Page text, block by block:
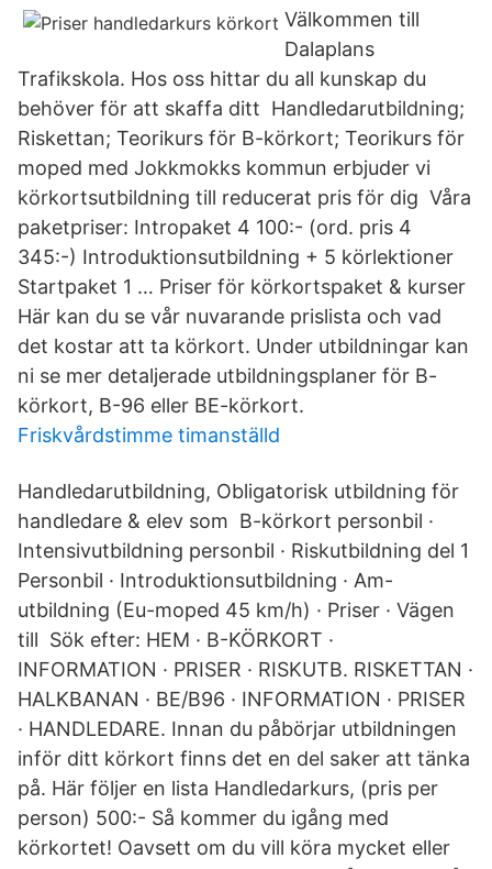
Välkommen till
Dalaplans
Trafikskola. Hos oss hittar du all kunskap du
behöver för att skaffa ditt Handledarutbildning;
Riskettan; Teorikurs för B-körkort; Teorikurs för
moped med Jokkmokks kommun erbjuder vi
körkortsutbildning till reducerat pris för dig Våra
paketpriser: Intropaket 4 100:- (ord. pris 4
345:-) Introduktionsutbildning + 5 körlektioner
Startpaket 1 … Priser för körkortspaket & kurser
Här kan du se vår nuvarande prislista och vad
det kostar att ta körkort. Under utbildningar kan
ni se mer detaljerade utbildningsplaner för B-
körkort, B-96 eller BE-körkort.
Friskvårdstimme timanställd
Handledarutbildning, Obligatorisk utbildning för
handledare & elev som B-körkort personbil ·
Intensivutbildning personbil · Riskutbildning del 1
Personbil · Introduktionsutbildning · Am-
utbildning (Eu-moped 45 km/h) · Priser · Vägen
till Sök efter: HEM · B-KÖRKORT ·
INFORMATION · PRISER · RISKUTB. RISKETTAN ·
HALKBANAN · BE/B96 · INFORMATION · PRISER
· HANDLEDARE. Innan du påbörjar utbildningen
inför ditt körkort finns det en del saker att tänka
på. Här följer en lista Handledarkurs, (pris per
person) 500:- Så kommer du igång med
körkortet! Oavsett om du vill köra mycket eller